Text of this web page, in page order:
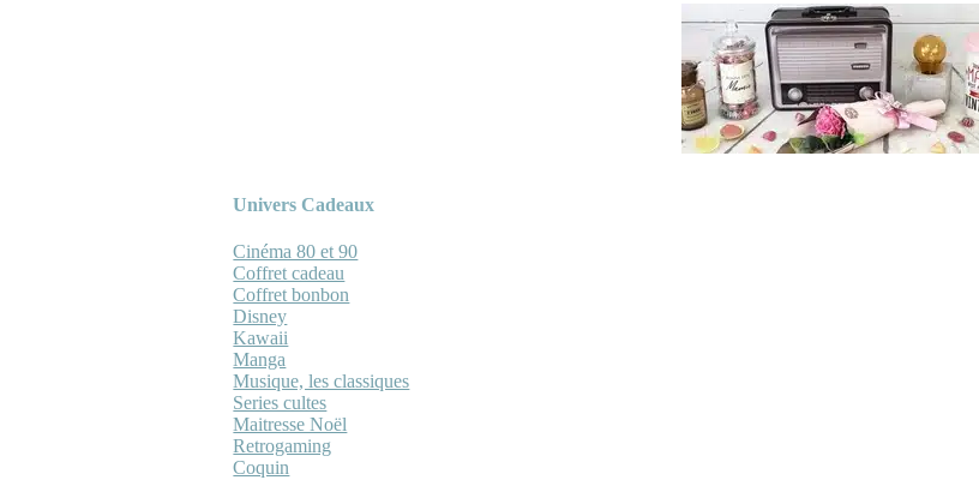
Univers Cadeaux
Cinéma 80 et 90
Coffret cadeau
Coffret bonbon
Disney
Kawaii
Manga
Musique, les classiques
Series cultes
Maitresse Noël
Retrogaming
Coquin